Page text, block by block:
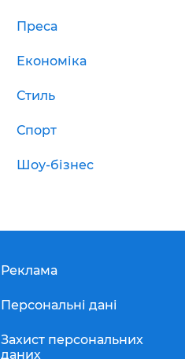
Преса
Економіка
Стиль
Спорт
Шоу-бізнес
Реклама
Персональні дані
Захист персональних
даних